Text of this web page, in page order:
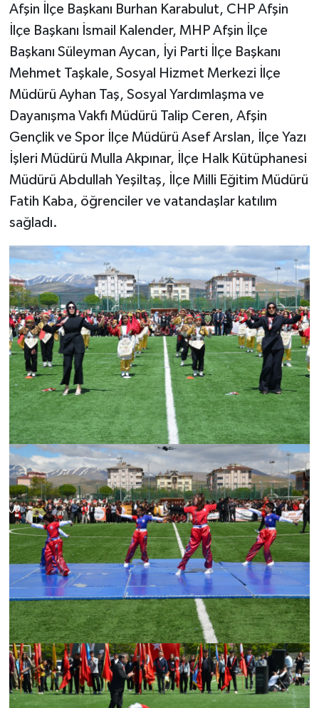
Afşin İlçe Başkanı Burhan Karabulut, CHP Afşin
İlçe Başkanı İsmail Kalender, MHP Afşin İlçe
Başkanı Süleyman Aycan, İyi Parti İlçe Başkanı
Mehmet Taşkale, Sosyal Hizmet Merkezi İlçe
Müdürü Ayhan Taş, Sosyal Yardımlaşma ve
Dayanışma Vakfı Müdürü Talip Ceren, Afşin
Gençlik ve Spor İlçe Müdürü Asef Arslan, İlçe Yazı
İşleri Müdürü Mulla Akpınar, İlçe Halk Kütüphanesi
Müdürü Abdullah Yeşiltaş, İlçe Milli Eğitim Müdürü
Fatih Kaba, öğrenciler ve vatandaşlar katılım
sağladı.